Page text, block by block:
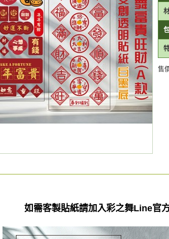
售
如需客製貼紙請加入彩之舞Line官